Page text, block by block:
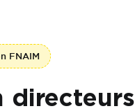
FNAIM
directeurs